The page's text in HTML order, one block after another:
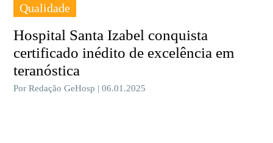
Qualidade
Hospital Santa Izabel conquista
certificado inédito de excelência em
teranóstica
Por Redação GeHosp | 06.01.2025